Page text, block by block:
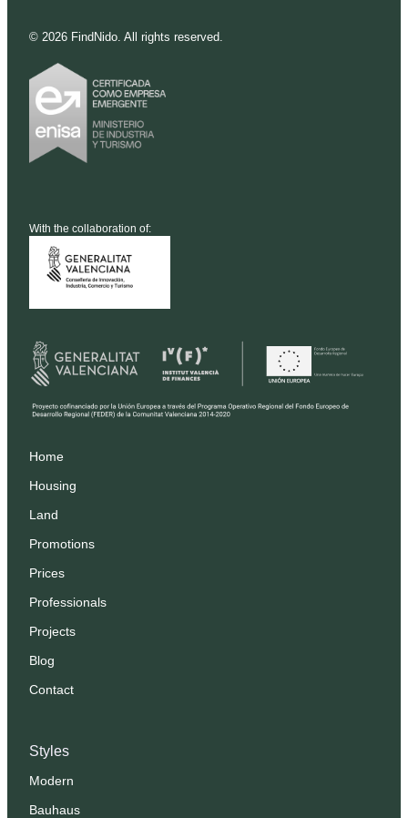
© 2026 FindNido. All rights reserved.
With the collaboration of:
Styles
Modern
Bauhaus
Home
Housing
Land
Promotions
Prices
Professionals
Projects
Blog
Contact